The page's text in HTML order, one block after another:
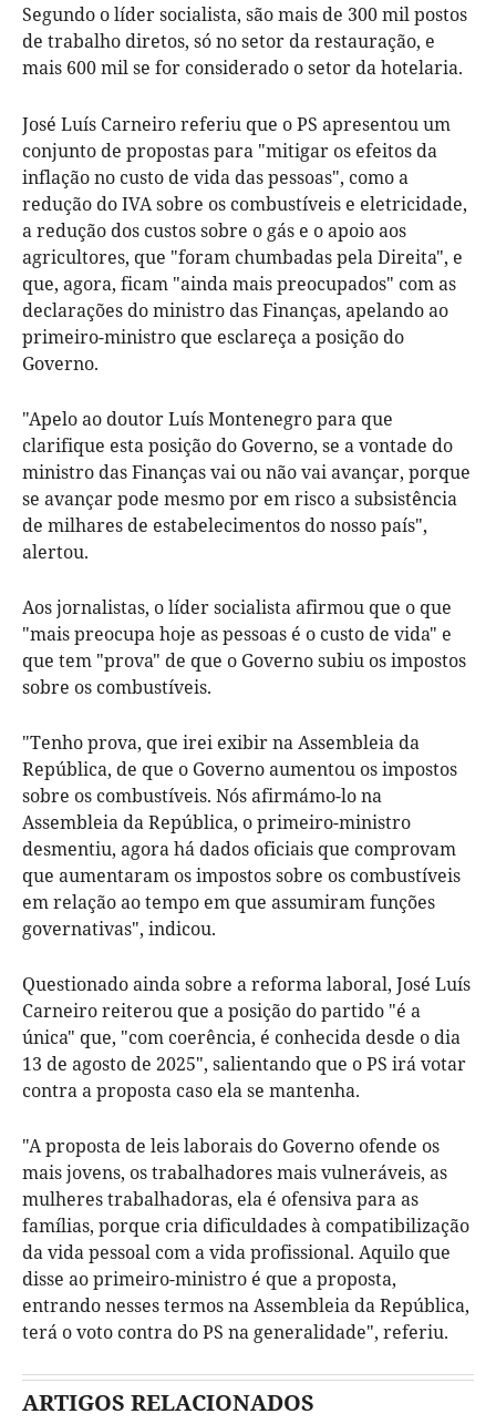
Segundo o líder socialista, são mais de 300 mil postos
de trabalho diretos, só no setor da restauração, e
mais 600 mil se for considerado o setor da hotelaria.
José Luís Carneiro referiu que o PS apresentou um
conjunto de propostas para "mitigar os efeitos da
inflação no custo de vida das pessoas", como a
redução do IVA sobre os combustíveis e eletricidade,
a redução dos custos sobre o gás e o apoio aos
agricultores, que "foram chumbadas pela Direita", e
que, agora, ficam "ainda mais preocupados" com as
declarações do ministro das Finanças, apelando ao
primeiro-ministro que esclareça a posição do
Governo.
"Apelo ao doutor Luís Montenegro para que
clarifique esta posição do Governo, se a vontade do
ministro das Finanças vai ou não vai avançar, porque
se avançar pode mesmo por em risco a subsistência
de milhares de estabelecimentos do nosso país",
alertou.
Aos jornalistas, o líder socialista afirmou que o que
"mais preocupa hoje as pessoas é o custo de vida" e
que tem "prova" de que o Governo subiu os impostos
sobre os combustíveis.
"Tenho prova, que irei exibir na Assembleia da
República, de que o Governo aumentou os impostos
sobre os combustíveis. Nós afirmámo-lo na
Assembleia da República, o primeiro-ministro
desmentiu, agora há dados oficiais que comprovam
que aumentaram os impostos sobre os combustíveis
em relação ao tempo em que assumiram funções
governativas", indicou.
Questionado ainda sobre a reforma laboral, José Luís
Carneiro reiterou que a posição do partido "é a
única" que, "com coerência, é conhecida desde o dia
13 de agosto de 2025", salientando que o PS irá votar
contra a proposta caso ela se mantenha.
"A proposta de leis laborais do Governo ofende os
mais jovens, os trabalhadores mais vulneráveis, as
mulheres trabalhadoras, ela é ofensiva para as
famílias, porque cria dificuldades à compatibilização
da vida pessoal com a vida profissional. Aquilo que
disse ao primeiro-ministro é que a proposta,
entrando nesses termos na Assembleia da República,
terá o voto contra do PS na generalidade", referiu.
ARTIGOS RELACIONADOS